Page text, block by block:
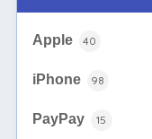
Apple 40
iPhone 98
PayPay 15